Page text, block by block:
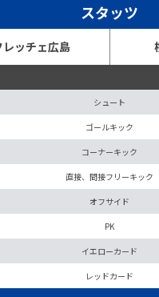
スタッツ
ッチェ広島
シュート
ゴールキック
コーナーキック
直接、間接フリーキック
オフサイド
PK
イエローカード
レッドカード